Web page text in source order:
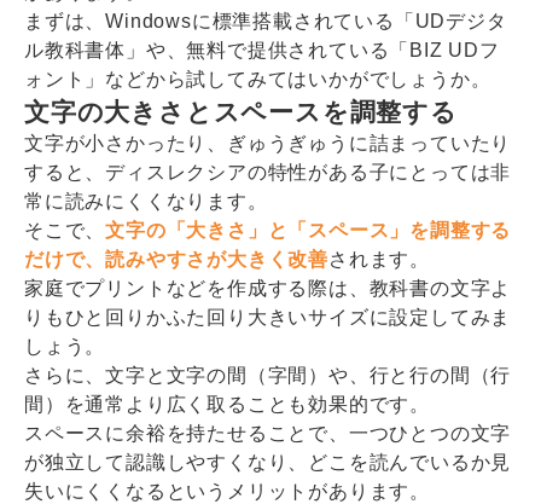
まずは、Windowsに標準搭載されている「UDデジタ
ル教科書体」や、無料で提供されている「BIZ UDフ
ォント」などから試してみてはいかがでしょうか。
文字の大きさとスペースを調整する
文字が小さかったり、ぎゅうぎゅうに詰まっていたり
すると、ディスレクシアの特性がある子にとっては非
常に読みにくくなります。
そこで、文字の「大きさ」と「スペース」を調整する
だけで、読みやすさが大きく改善されます。
家庭でプリントなどを作成する際は、教科書の文字よ
りもひと回りかふた回り大きいサイズに設定してみま
しょう。
さらに、文字と文字の間（字間）や、行と行の間（行
間）を通常より広く取ることも効果的です。
スペースに余裕を持たせることで、一つひとつの文字
が独立して認識しやすくなり、どこを読んでいるか見
失いにくくなるというメリットがあります。